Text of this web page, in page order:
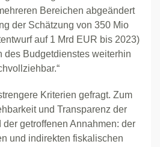
Bereichen abgeändert
der Schätzung von 350 Mio
auf 1 Mrd EUR bis 2023)
des Budgetdienstes weiterhin
Kriterien gefragt. Zum
und Transparenz der
getroffenen Annahmen: der
und indirekten fiskalischen